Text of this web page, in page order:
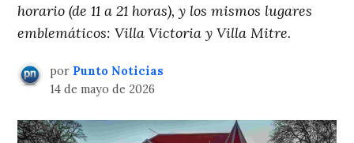
horario (de 11 a 21 horas), y los mismos lugares
emblemáticos: Villa Victoria y Villa Mitre.
por Punto Noticias
14 de mayo de 2026